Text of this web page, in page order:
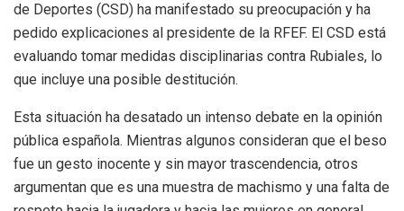
de Deportes (CSD) ha manifestado su preocupación y ha
pedido explicaciones al presidente de la RFEF. El CSD está
evaluando tomar medidas disciplinarias contra Rubiales, lo
que incluye una posible destitución.
Esta situación ha desatado un intenso debate en la opinión
pública española. Mientras algunos consideran que el beso
fue un gesto inocente y sin mayor trascendencia, otros
argumentan que es una muestra de machismo y una falta de